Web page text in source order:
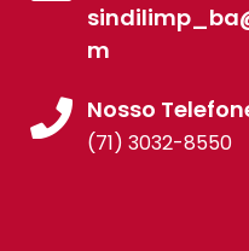
m
Nosso
(71) 3032-8550